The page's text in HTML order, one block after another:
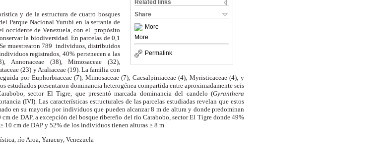
Related links
Share
More
More
Permalink
y de la estructura de cuatro bosques
Parque Nacional Yurubí en la serranía de
occidente de Venezuela, con el propósito
la biodiversidad. En parcelas de 0,1
muestrearon 789 individuos, distribuidos
registrados, 40% pertenecen a las
Annonaceae (38), Mimosaceae (32),
(23) y Araliaceae (19). La familia con
por Euphorbiaceae (7), Mimosaceae (7), Caesalpiniaceae (4), Myristicaceae (4), y
estudiados presentaron dominancia heterogénea compartida entre aproximadamente seis
sector El Tigre, que presentó marcada dominancia del candelo (Gyranthera
(IVI). Las características estructurales de las parcelas estudiadas revelan que estos
en su mayoría por individuos que pueden alcanzar8 mde altura y donde predominan
cmde DAP, a excepción del bosque ribereño del río Carabobo, sector El Tigre donde 49%
≥ 10 cm de DAP y 52% de los individuos tienen alturas ≥ 8 m.
río Aroa, Yaracuy, Venezuela